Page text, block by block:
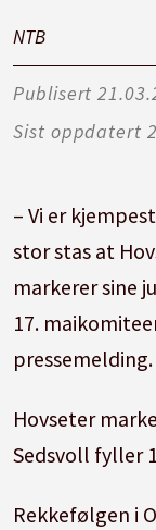
NTB
Publisert
Sist oppdatert
– Vi er
stor stas at
markerer sine
17.
pressemelding.
Hovseter
Sedsvoll fyller
Rekkefølgen i